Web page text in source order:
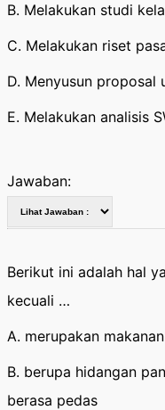
B. Melakukan studi
C. Melakukan riset
D. Menyusun proposal
E. Melakukan analisis
Jawaban:
Berikut ini adalah hal
kecuali …
A. merupakan
B. berupa hidangan
berasa pedas